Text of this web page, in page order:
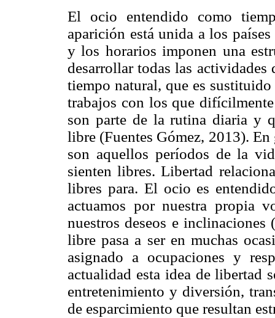
El ocio entendido como
aparición está unida a los
y los horarios imponen una
desarrollar todas las
tiempo natural, que es
trabajos con los que
son parte de la rutina diaria y
libre (Fuentes Gómez, 2013).
son aquellos períodos de la
sienten libres. Libertad
libres para. El ocio es
actuamos por nuestra propia
nuestros deseos e
libre pasa a ser en muchas
asignado a ocupaciones y
actualidad esta idea de libertad
entretenimiento y diversión,
de esparcimiento que resultan